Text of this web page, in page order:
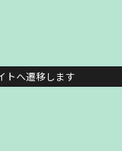
トへ遷移します